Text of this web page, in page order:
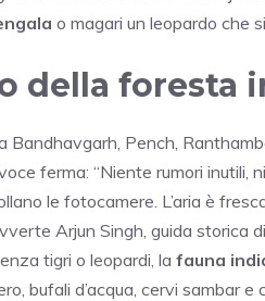
o magari un leopardo che
della foresta
Bandhavgarh, Pench,
ferma: “Niente rumori inutili,
le fotocamere. L’aria è
Arjun Singh, guida
tigri o leopardi, la fauna
bufali d’acqua, cervi sambar